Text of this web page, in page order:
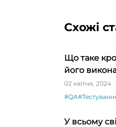
Схожі
Що таке
його
QA-
02 квітня, 2024
#QA
У всьому